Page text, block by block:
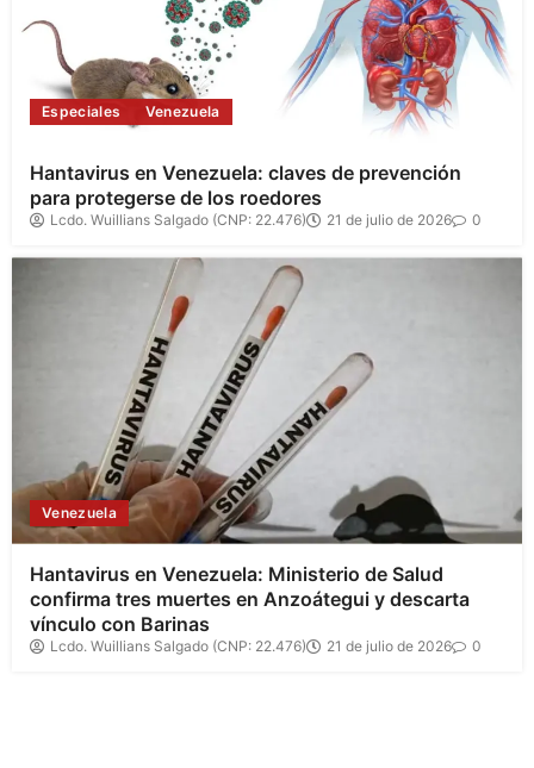
Especiales Venezuela
Hantavirus en Venezuela: claves de prevención
para protegerse de los roedores
Lcdo. Wuillians Salgado (CNP: 22.476) 21 de julio de 2026 0
Venezuela
Hantavirus en Venezuela: Ministerio de Salud
confirma tres muertes en Anzoátegui y descarta
vínculo con Barinas
Lcdo. Wuillians Salgado (CNP: 22.476) 21 de julio de 2026 0